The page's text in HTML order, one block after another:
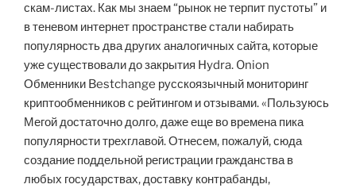
скам-листах. Как мы знаем “рынок не терпит пустоты” и
в теневом интернет пространстве стали набирать
популярность два других аналогичных сайта, которые
уже существовали до закрытия Hydra. Onion
Обменники Bestchange русскоязычный мониторинг
криптообменников с рейтингом и отзывами. «Пользуюсь
Мегой достаточно долго, даже еще во времена пика
популярности трехглавой. Отнесем, пожалуй, сюда
создание поддельной регистрации гражданства в
любых государствах, доставку контрабанды,